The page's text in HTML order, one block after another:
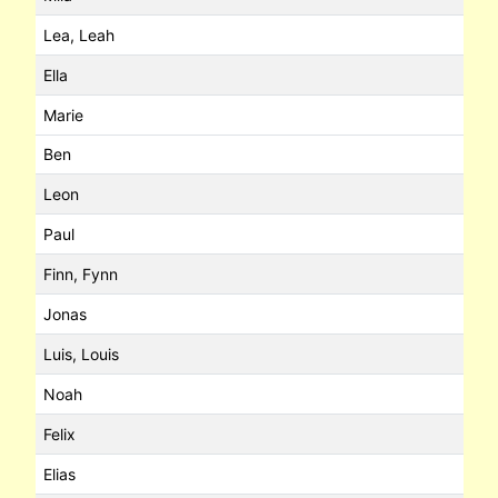
Lea, Leah
Ella
Marie
Ben
Leon
Paul
Finn, Fynn
Jonas
Luis, Louis
Noah
Felix
Elias